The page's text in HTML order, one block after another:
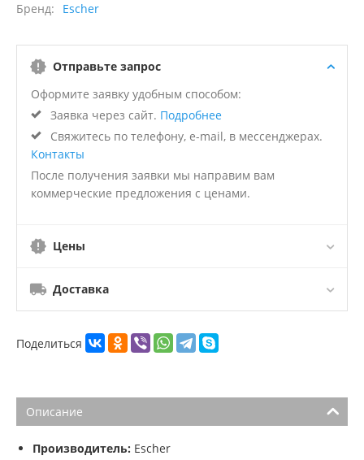
Бренд
Escher
Отправьте запрос
Оформите заявку удобным способом:
Заявка через сайт. Подробнее
Свяжитесь по телефону, e-mail, в мессенджерах.
Контакты
После получения заявки мы направим вам
коммерческие предложения с ценами.
Цены
Доставка
Поделиться
Описание
Производитель: Escher